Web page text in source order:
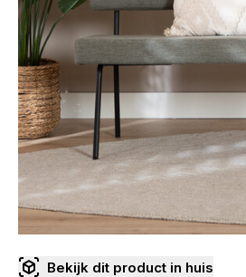
Bekijk dit product in huis